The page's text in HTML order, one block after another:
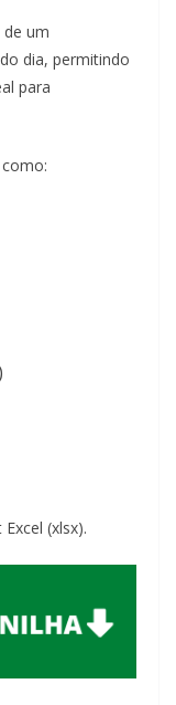
de um
dia, permitindo
para
(xlsx).